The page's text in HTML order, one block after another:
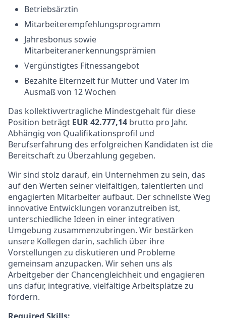
Betriebsärztin
Mitarbeiterempfehlungsprogramm
Jahresbonus sowie
Mitarbeiteranerkennungsprämien
Vergünstigtes Fitnessangebot
Bezahlte Elternzeit für Mütter und Väter im
Ausmaß von 12 Wochen
Das kollektivvertragliche Mindestgehalt für diese
Position beträgt EUR 42.777,14 brutto pro Jahr.
Abhängig von Qualifikationsprofil und
Berufserfahrung des erfolgreichen Kandidaten ist die
Bereitschaft zu Überzahlung gegeben.
Wir sind stolz darauf, ein Unternehmen zu sein, das
auf den Werten seiner vielfältigen, talentierten und
engagierten Mitarbeiter aufbaut. Der schnellste Weg
innovative Entwicklungen voranzutreiben ist,
unterschiedliche Ideen in einer integrativen
Umgebung zusammenzubringen. Wir bestärken
unsere Kollegen darin, sachlich über ihre
Vorstellungen zu diskutieren und Probleme
gemeinsam anzupacken. Wir sehen uns als
Arbeitgeber der Chancengleichheit und engagieren
uns dafür, integrative, vielfältige Arbeitsplätze zu
fördern.